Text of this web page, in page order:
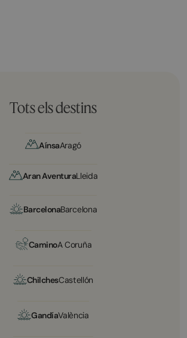
Tots els destins
AínsaAragó
Aran AventuraLleida
BarcelonaBarcelona
CaminoA Coruña
ChilchesCastellón
GandíaValència